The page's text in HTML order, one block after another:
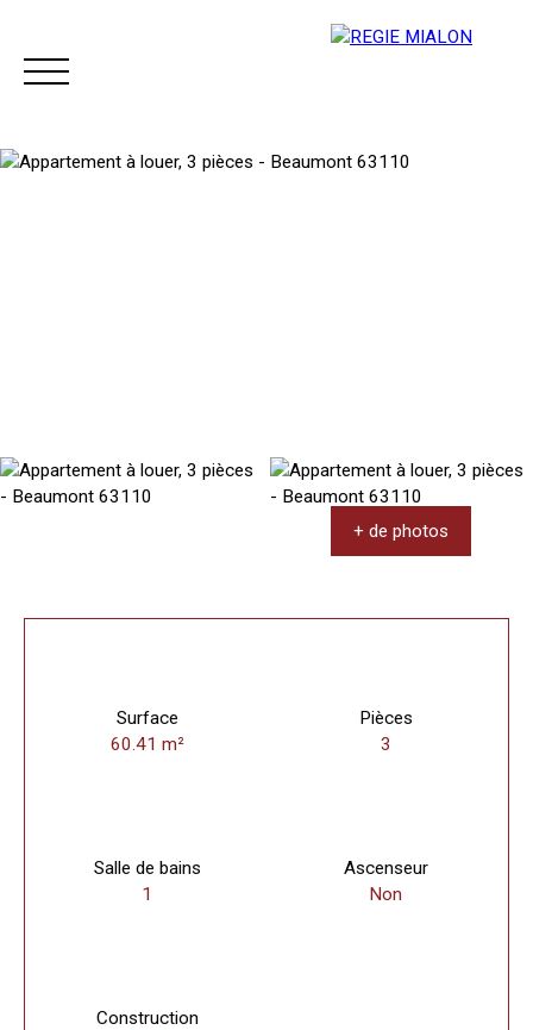
+ de photos
Surface
60.41 m²
Pièces
3
Salle de bains
1
Ascenseur
Non
Construction